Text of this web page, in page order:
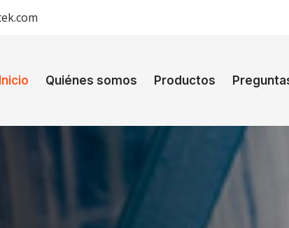
Inicio Quiénes somos Productos